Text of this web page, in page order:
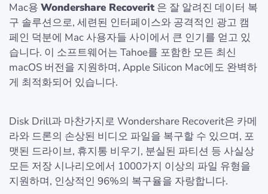
Mac용 Wondershare Recoverit 은 잘 알려진 데이터 복
구 솔루션으로, 세련된 인터페이스와 공격적인 광고 캠
페인 덕분에 Mac 사용자들 사이에서 큰 인기를 얻고 있
습니다. 이 소프트웨어는 Tahoe를 포함한 모든 최신
macOS 버전을 지원하며, Apple Silicon Mac에도 완벽하
게 최적화되어 있습니다.
Disk Drill과 마찬가지로 Wondershare Recoverit은 카메
라와 드론의 손상된 비디오 파일을 복구할 수 있으며, 포
맷된 드라이브, 휴지통 비우기, 분실된 파티션 등 사실상
모든 저장 시나리오에서 1000가지 이상의 파일 유형을
지원하며, 인상적인 96%의 복구율을 자랑합니다.